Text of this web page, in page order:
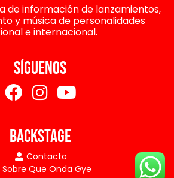
de información de lanzamientos,
y música de personalidades
e internacional.
SÍGUENOS
BACKSTAGE
Contacto
Sobre Que Onda Gye